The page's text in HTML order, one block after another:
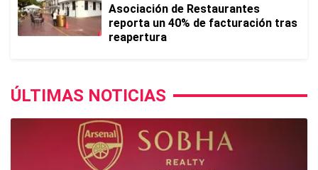
Asociación de Restaurantes
reporta un 40% de facturación tras
reapertura
ÚLTIMAS NOTICIAS